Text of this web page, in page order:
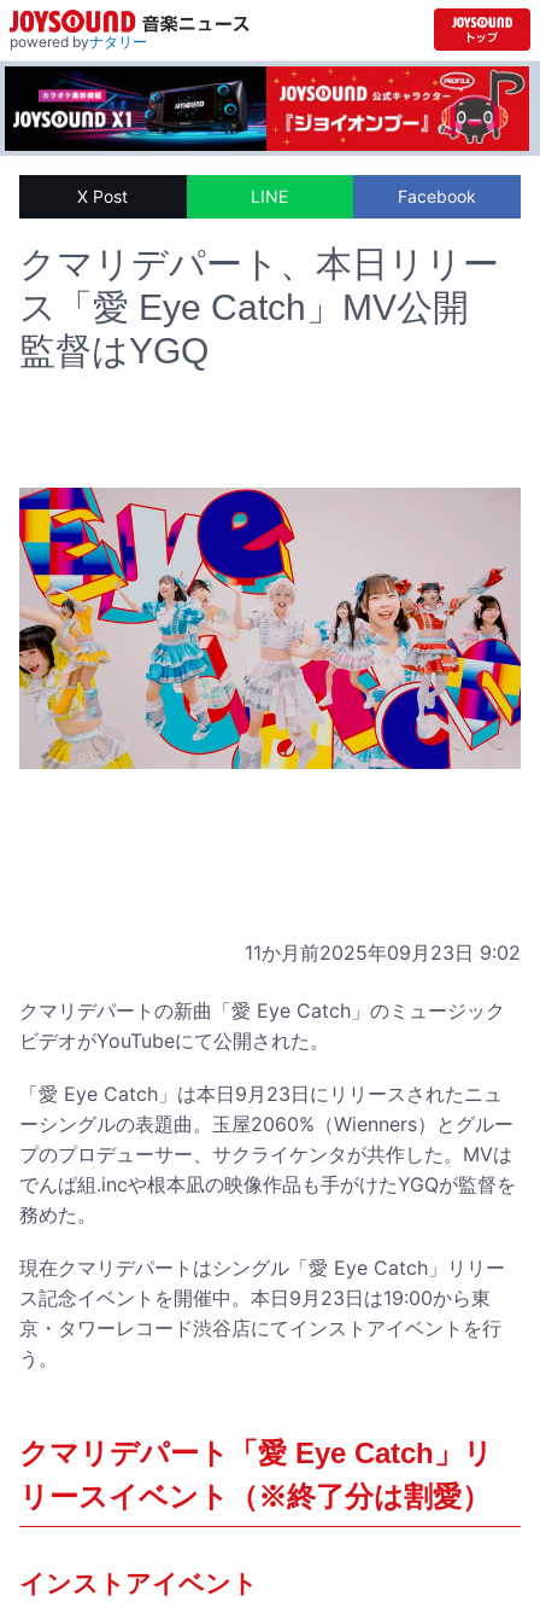
powered byナタリー
X Post LINE Facebook
クマリデパート、本日リリー
ス「愛 Eye Catch」MV公開
監督はYGQ
11か月前2025年09月23日 9:02
クマリデパートの新曲「愛 Eye Catch」のミュージック
ビデオがYouTubeにて公開された。
「愛 Eye Catch」は本日9月23日にリリースされたニュ
ーシングルの表題曲。玉屋2060%（Wienners）とグルー
プのプロデューサー、サクライケンタが共作した。MVは
でんぱ組.incや根本凪の映像作品も手がけたYGQが監督を
務めた。
現在クマリデパートはシングル「愛 Eye Catch」リリー
ス記念イベントを開催中。本日9月23日は19:00から東
京・タワーレコード渋谷店にてインストアイベントを行
う。
クマリデパート「愛 Eye Catch」リ
リースイベント（※終了分は割愛）
インストアイベント